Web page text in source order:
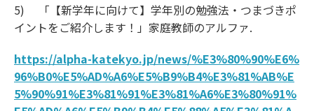
5) 「【新学年に向けて】学年別の勉強法・つまづきポ
イントをご紹介します！」家庭教師のアルファ.
https://alpha-katekyo.jp/news/%E3%80%90%E6%
96%B0%E5%AD%A6%E5%B9%B4%E3%81%AB%E
5%90%91%E3%81%91%E3%81%A6%E3%80%91%